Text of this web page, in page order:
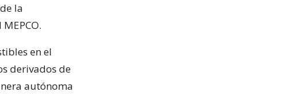
la
en el
derivados de
autónoma